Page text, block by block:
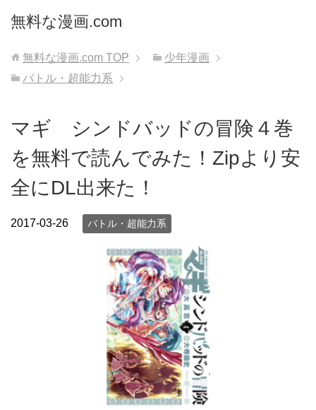
無料な漫画.com
無料な漫画.com TOP
少年漫画
バトル・超能力系
マギ シンドバッドの冒険４巻
を無料で読んでみた！Zipより安
全にDL出来た！
2017-03-26 バトル・超能力系